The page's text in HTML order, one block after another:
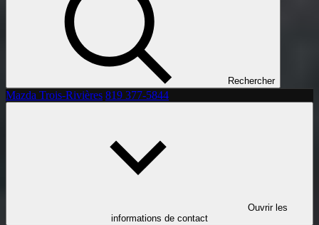
Rechercher
Mazda Trois-Rivières 819 377-5844
Ouvrir les
informations de contact